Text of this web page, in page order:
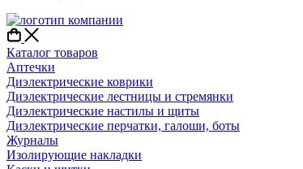
Каталог товаров
Аптечки
Диэлектрические коврики
Диэлектрические лестницы и стремянки
Диэлектрические настилы и щиты
Диэлектрические перчатки, галоши, боты
Журналы
Изолирующие накладки